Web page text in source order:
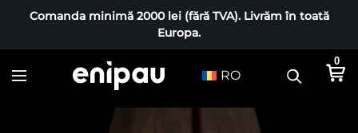
Comanda minimă 2000 lei (fără TVA). Livrăm în toată
Europa.
RO
0